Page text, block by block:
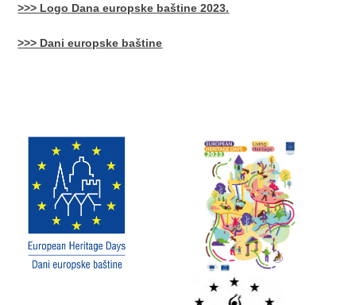
>>> Logo Dana europske baštine 2023.
>>> Dani europske baštine